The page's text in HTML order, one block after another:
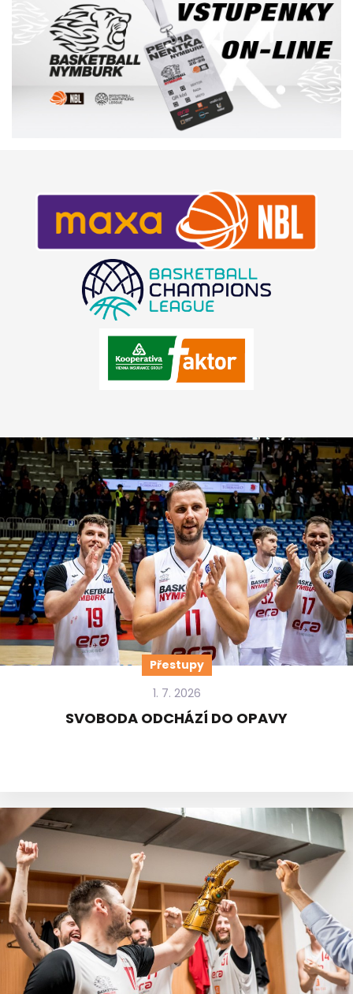
Přestupy
1. 7. 2026
SVOBODA ODCHÁZÍ DO OPAVY